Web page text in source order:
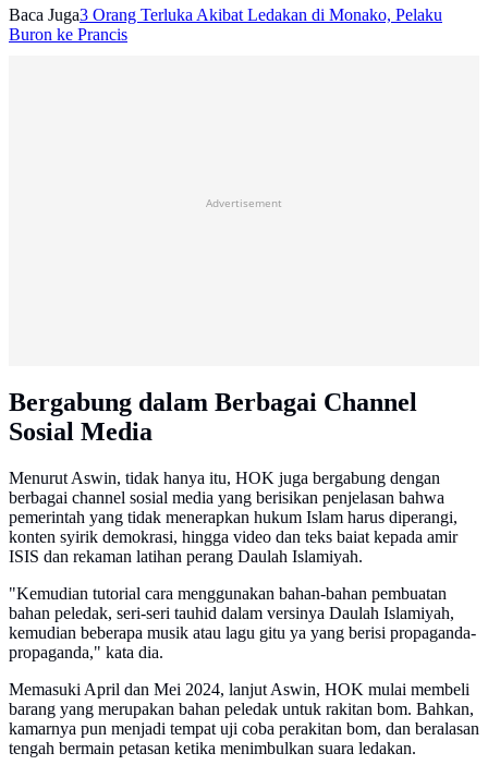
Baca Juga3 Orang Terluka Akibat Ledakan di Monako, Pelaku
Buron ke Prancis
Advertisement
Bergabung dalam Berbagai Channel
Sosial Media
Menurut Aswin, tidak hanya itu, HOK juga bergabung dengan
berbagai channel sosial media yang berisikan penjelasan bahwa
pemerintah yang tidak menerapkan hukum Islam harus diperangi,
konten syirik demokrasi, hingga video dan teks baiat kepada amir
ISIS dan rekaman latihan perang Daulah Islamiyah.
"Kemudian tutorial cara menggunakan bahan-bahan pembuatan
bahan peledak, seri-seri tauhid dalam versinya Daulah Islamiyah,
kemudian beberapa musik atau lagu gitu ya yang berisi propaganda-
propaganda," kata dia.
Memasuki April dan Mei 2024, lanjut Aswin, HOK mulai membeli
barang yang merupakan bahan peledak untuk rakitan bom. Bahkan,
kamarnya pun menjadi tempat uji coba perakitan bom, dan beralasan
tengah bermain petasan ketika menimbulkan suara ledakan.